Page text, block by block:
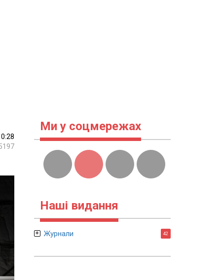
Ми у соцмережах
Наші видання
Журнали 42